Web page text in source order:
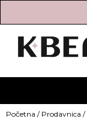
Početna / Prodavnica /